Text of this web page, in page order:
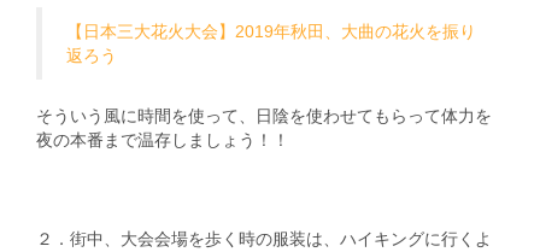
【日本三大花火大会】2019年秋田、大曲の花火を振り
返ろう
そういう風に時間を使って、日陰を使わせてもらって体力を
夜の本番まで温存しましょう！！
２．街中、大会会場を歩く時の服装は、ハイキングに行くよ